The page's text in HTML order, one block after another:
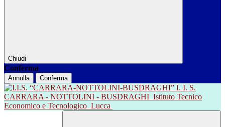
Chiudi
Conferma
Annulla Conferma
I. I. S.
CARRARA - NOTTOLINI - BUSDRAGHI Istituto Tecnico
Economico e Tecnologico Lucca